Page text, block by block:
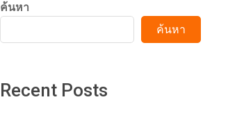
ค้นหา
ค้นหา
Recent Posts